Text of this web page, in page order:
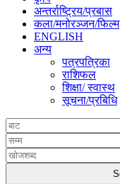
अन्तर्राष्ट्रिय/प्रबास
कला/मनोरञ्जन/फिल्म
ENGLISH
अन्य
पत्रपत्रिका
राशिफल
शिक्षा/ स्वास्थ
सूचना/प्रबिधि